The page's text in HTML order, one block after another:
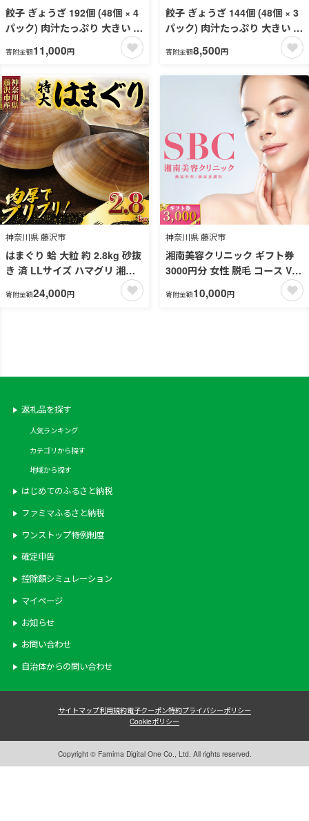
餃子 ぎょうざ 192個 (48個 × 4
パック) 肉汁たっぷり 大きい 国
産 ブランド豚 ルイビ豚 小分け
豚肉 野菜 肉 湘南餃子 湘南ぎょ
うざ 焼き餃子 gyouza ギョー
ザ 冷凍餃子 生餃子 冷凍 ご飯
おかず 冷凍食品 中華 おつまみ
簡単調理 時短 簡易包装 手作り
餃子 サノフーズ 神奈川 湘南 藤
沢
寄附金額11,000円
餃子 ぎょうざ 144個 (48個 × 3
パック) 肉汁たっぷり 大きい 国
産 ブランド豚 ルイビ豚 小分け
豚肉 野菜 肉 湘南餃子 湘南ぎょ
うざ 焼き餃子 gyouza ギョー
ザ 冷凍餃子 生餃子 冷凍 ご飯
おかず 冷凍食品 中華 おつまみ
簡単調理 時短 簡易包装 手作り
餃子 サノフーズ 神奈川 湘南 藤
沢
寄附金額8,500円
神奈川県 藤沢市
はまぐり 蛤 大粒 約 2.8kg 砂抜
き 済 LLサイズ ハマグリ 湘南
はまぐり 冷凍 魚介 魚貝 冷凍
海鮮 水産加工品 水産品 海産物
月～12月中旬発送 神奈川 湘南
寄附金額24,000円
神奈川県 藤沢市
湘南美容クリニック ギフト券
3000円分 女性 脱毛 コース VIO
SBC 藤沢院 美容クリニック 医
療 レーザー 美容 びよう ビヨウ
ト 券 体験チケット 体験 医療法
寄附金額10,000円
返礼品を探す
人気ランキング
カテゴリから探す
地域から探す
はじめてのふるさと納税
ファミマふるさと納税
ワンストップ特例制度
確定申告
控除額シミュレーション
マイページ
お知らせ
お問い合わせ
自治体からの問い合わせ
サイトマップ利用規約電子クーポン特約プライバシーポリシー
Cookieポリシー
Copyright © Famima Digital One Co., Ltd. All rights reserved.